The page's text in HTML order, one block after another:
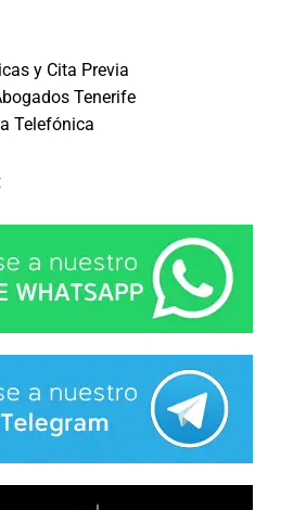
y Cita Previa
Tenerife
Telefónica